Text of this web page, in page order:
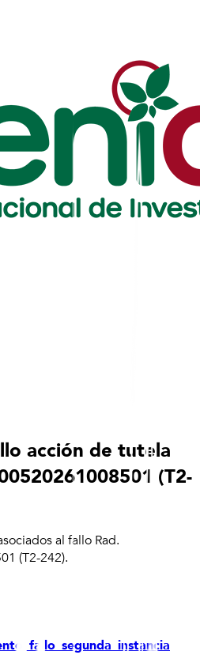
acción de tutela
(T2-
al fallo Rad.
(T2-242).